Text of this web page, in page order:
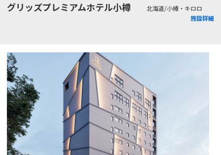
グリッズプレミアムホテル小樽
北海道/小樽・キロロ
施設詳細